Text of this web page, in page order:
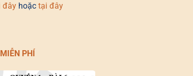
đây hoặc tại đây
PHÍ